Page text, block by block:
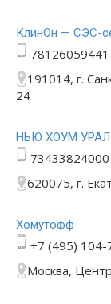
КлинОн — СЭС-
78126059441
191014, г.
24
НЬЮ ХОУМ УРАЛ
73433824000
620075, г.
Хомутофф
+7 (495) 104-
Москва,